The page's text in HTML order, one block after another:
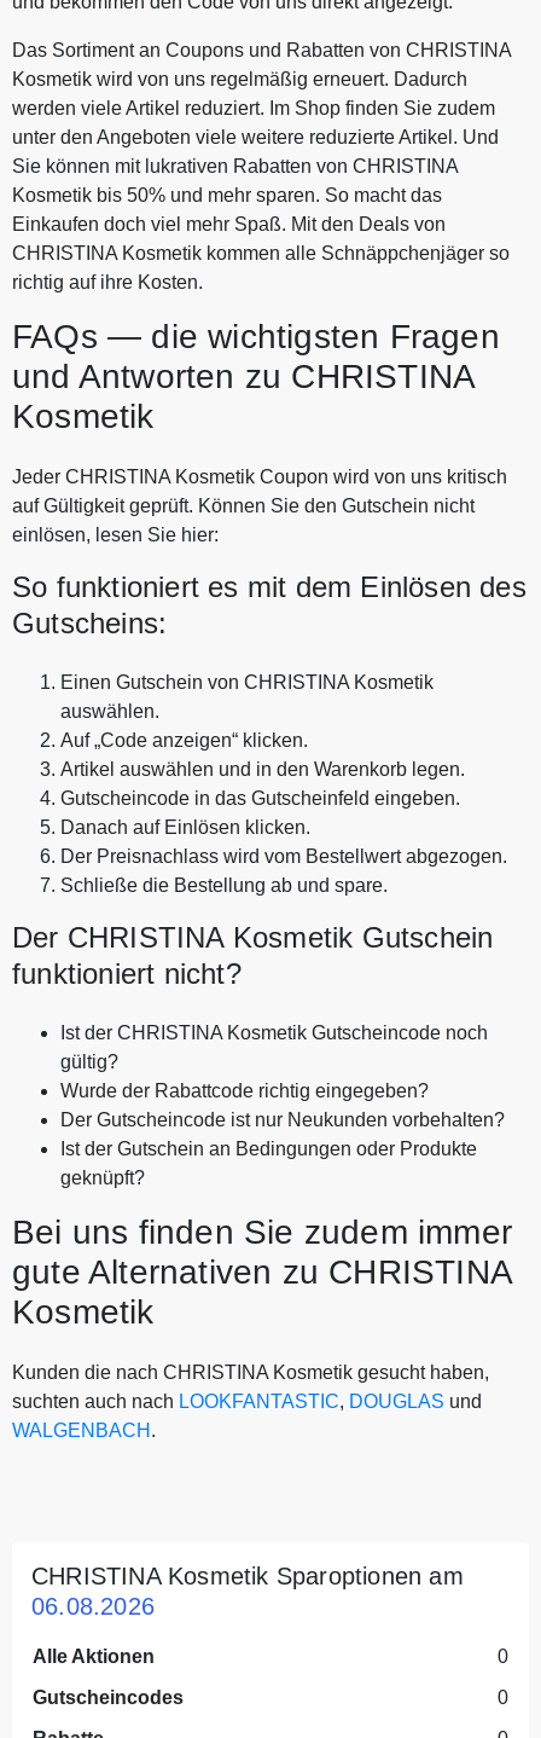
Das Sortiment an Coupons und Rabatten von CHRISTINA
Kosmetik wird von uns regelmäßig erneuert. Dadurch
werden viele Artikel reduziert. Im Shop finden Sie zudem
unter den Angeboten viele weitere reduzierte Artikel. Und
Sie können mit lukrativen Rabatten von CHRISTINA
Kosmetik bis 50% und mehr sparen. So macht das
Einkaufen doch viel mehr Spaß. Mit den Deals von
CHRISTINA Kosmetik kommen alle Schnäppchenjäger so
richtig auf ihre Kosten.
FAQs — die wichtigsten Fragen
und Antworten zu CHRISTINA
Kosmetik
Jeder CHRISTINA Kosmetik Coupon wird von uns kritisch
auf Gültigkeit geprüft. Können Sie den Gutschein nicht
einlösen, lesen Sie hier:
So funktioniert es mit dem Einlösen des
Gutscheins:
Einen Gutschein von CHRISTINA Kosmetik
auswählen.
Auf „Code anzeigen“ klicken.
Artikel auswählen und in den Warenkorb legen.
Gutscheincode in das Gutscheinfeld eingeben.
Danach auf Einlösen klicken.
Der Preisnachlass wird vom Bestellwert abgezogen.
Schließe die Bestellung ab und spare.
Der CHRISTINA Kosmetik Gutschein
funktioniert nicht?
Ist der CHRISTINA Kosmetik Gutscheincode noch
gültig?
Wurde der Rabattcode richtig eingegeben?
Der Gutscheincode ist nur Neukunden vorbehalten?
Ist der Gutschein an Bedingungen oder Produkte
geknüpft?
Bei uns finden Sie zudem immer
gute Alternativen zu CHRISTINA
Kosmetik
Kunden die nach CHRISTINA Kosmetik gesucht haben,
suchten auch nach LOOKFANTASTIC, DOUGLAS und
WALGENBACH .
CHRISTINA Kosmetik Sparoptionen am
06.08.2026
Alle Aktionen
0
Gutscheincodes
0